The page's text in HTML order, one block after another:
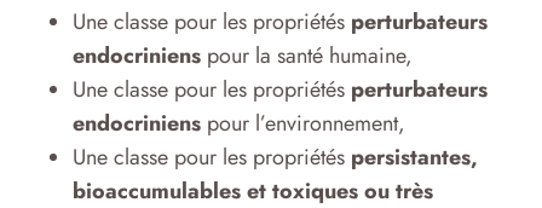
Une classe pour les propriétés perturbateurs
endocriniens pour la santé humaine,
Une classe pour les propriétés perturbateurs
endocriniens pour l’environnement,
Une classe pour les propriétés persistantes,
bioaccumulables et toxiques ou très